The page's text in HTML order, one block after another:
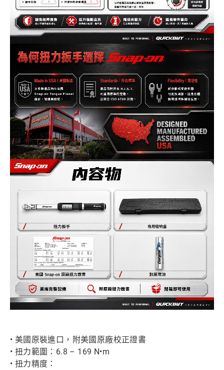
• 美國原裝進口，附美國原廠校正證書
• 扭力範圍：6.8 – 169 N•m
• 扭力精度：